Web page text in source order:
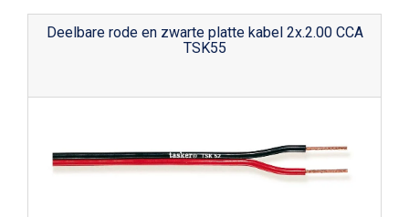
Deelbare rode en zwarte platte kabel 2x.2.00 CCA
TSK55